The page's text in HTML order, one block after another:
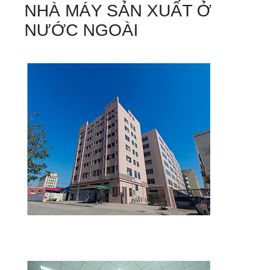
NHÀ MÁY SẢN XUẤT Ở
NƯỚC NGOÀI